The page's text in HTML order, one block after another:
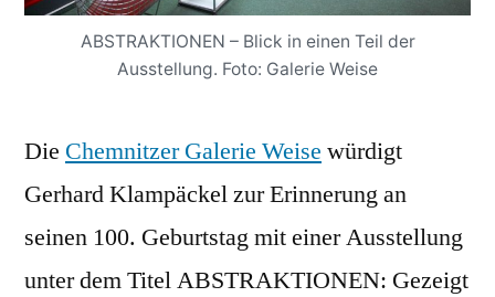
ABSTRAKTIONEN – Blick in einen Teil der
Ausstellung. Foto: Galerie Weise
Die Chemnitzer Galerie Weise würdigt
Gerhard Klampäckel zur Erinnerung an
seinen 100. Geburtstag mit einer Ausstellung
unter dem Titel ABSTRAKTIONEN: Gezeigt